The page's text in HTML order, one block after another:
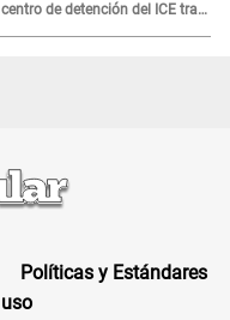
de detención del ICE tras
una "emergencia médica"
Políticas y Estándares